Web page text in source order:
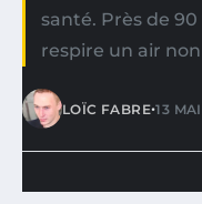
santé. Près de
respire un air
LOÏC FABRE•13